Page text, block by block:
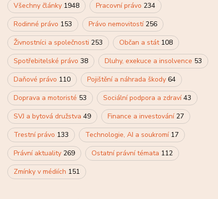
Všechny články 1948 Pracovní právo 234
Rodinné právo 153 Právo nemovitostí 256
Živnostníci a společnosti 253 Občan a stát 108
Spotřebitelské právo 38 Dluhy, exekuce a insolvence 53
Daňové právo 110 Pojištění a náhrada škody 64
Doprava a motoristé 53 Sociální podpora a zdraví43
SVJ a bytová družstva 49 Finance a investování 27
Trestní právo 133 Technologie, AI a soukromí 17
Právní aktuality 269 Ostatní právní témata 112
Zmínky v médiích 151